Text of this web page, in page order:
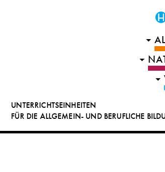
UNTERRICHTSEINHEITEN
FÜR DIE ALLGEMEIN- UND BERUFLICHE